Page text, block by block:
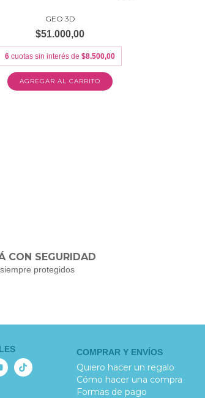
GEO 3D
$51.000,00
6 cuotas sin interés de $8.500,00
CON SEGURIDAD
protegidos
COMPRAR Y ENVÍOS
Quiero hacer un regalo
Cómo hacer una compra
Formas de pago